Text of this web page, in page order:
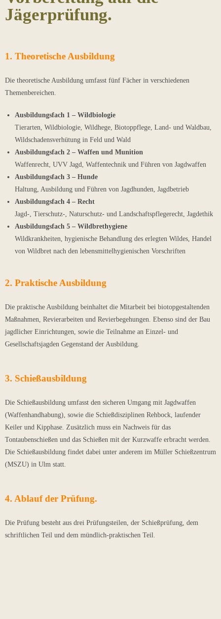
Jägerprüfung.
1. Theoretische Ausbildung
Die theoretische Ausbildung umfasst fünf Fächer in verschiedenen
Themenbereichen.
Ausbildungsfach 1 – Wildbiologie
Tierarten, Wildbiologie, Wildhege, Biotoppflege, Land- und Waldbau,
Wildschadensverhütung in Feld und Wald
Ausbildungsfach 2 – Waffen und Munition
Waffenrecht, UVV Jagd, Waffentechnik und Führen von Jagdwaffen
Ausbildungsfach 3 – Hunde
Haltung, Ausbildung und Führen von Jagdhunden, Jagdbetrieb
Ausbildungsfach 4 – Recht
Jagd-, Tierschutz-, Naturschutz- und Landschaftspflegerecht, Jagdethik
Ausbildungsfach 5 – Wildbrethygiene
Wildkrankheiten, hygienische Behandlung des erlegten Wildes, Handel
von Wildbret nach den lebensmittelhygienischen Vorschriften
2. Praktische Ausbildung
Die praktische Ausbildung beinhaltet die Mitarbeit bei biotopgestaltenden
Maßnahmen, Revierarbeiten und Revierbegehungen. Ebenso sind der Bau
jagdlicher Einrichtungen, sowie die Teilnahme an Einzel- und
Gesellschaftsjagden Gegenstand der Ausbildung.
3. Schießausbildung
Die Schießausbildung umfasst den sicheren Umgang mit Jagdwaffen
(Waffenhandhabung), sowie die Schießdisziplinen Rehbock, laufender
Keiler und Kipphase. Zusätzlich muss ein Nachweis für das
Tontaubenschießen und das Schießen mit der Kurzwaffe erbracht werden.
Die Schießausbildung findet dabei unter anderem im Müller Schießzentrum
(MSZU) in Ulm statt.
4. Ablauf der Prüfung.
Die Prüfung besteht aus drei Prüfungsteilen, der Schießprüfung, dem
schriftlichen Teil und dem mündlich-praktischen Teil.